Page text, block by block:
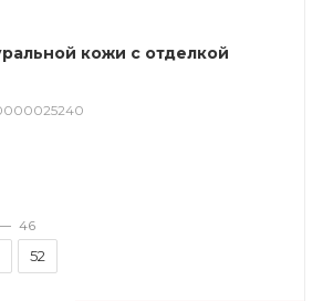
кожи с отделкой
46
52